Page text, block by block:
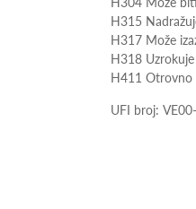
H315
H317 Može
H318
H411 Otrovno
UFI broj: